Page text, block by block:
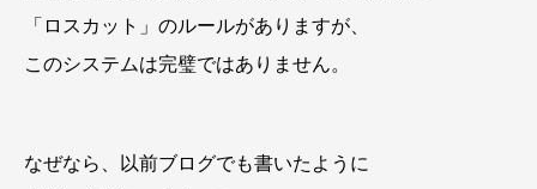
「ロスカット」のルールがありますが、
このシステムは完璧ではありません。
なぜなら、以前ブログでも書いたように